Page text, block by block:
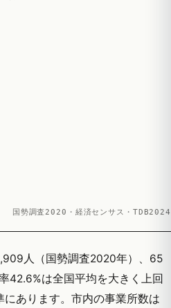
国勢調査2020・経済センサス・TDB2024
人（国勢調査2020年）、65
42.6%は全国平均を大きく上回
あります。市内の事業所数は